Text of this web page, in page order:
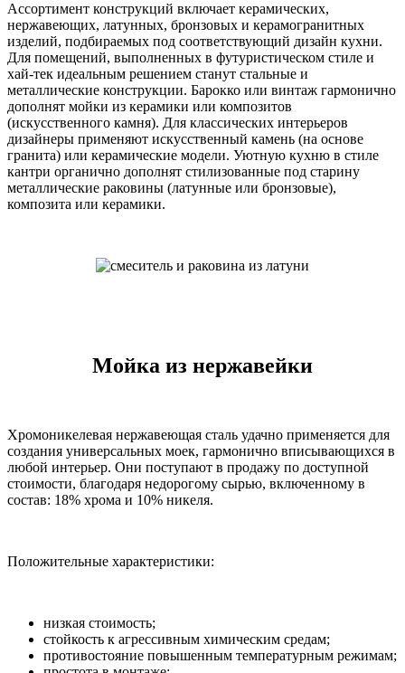
Ассортимент конструкций включает керамических,
нержавеющих, латунных, бронзовых и керамогранитных
изделий, подбираемых под соответствующий дизайн кухни.
Для помещений, выполненных в футуристическом стиле и
хай-тек идеальным решением станут стальные и
металлические конструкции. Барокко или винтаж гармонично
дополнят мойки из керамики или композитов
(искусственного камня). Для классических интерьеров
дизайнеры применяют искусственный камень (на основе
гранита) или керамические модели. Уютную кухню в стиле
кантри органично дополнят стилизованные под старину
металлические раковины (латунные или бронзовые),
композита или керамики.
Мойка из нержавейки
Хромоникелевая нержавеющая сталь удачно применяется для
создания универсальных моек, гармонично вписывающихся в
любой интерьер. Они поступают в продажу по доступной
стоимости, благодаря недорогому сырью, включенному в
состав: 18% хрома и 10% никеля.
Положительные характеристики:
низкая стоимость;
стойкость к агрессивным химическим средам;
противостояние повышенным температурным режимам;